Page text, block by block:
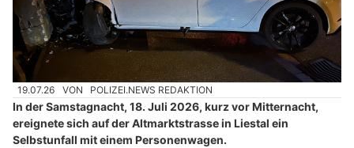
19.07.26 VON POLIZEI.NEWS REDAKTION
In der Samstagnacht, 18. Juli 2026, kurz vor Mitternacht,
ereignete sich auf der Altmarktstrasse in Liestal ein
Selbstunfall mit einem Personenwagen.